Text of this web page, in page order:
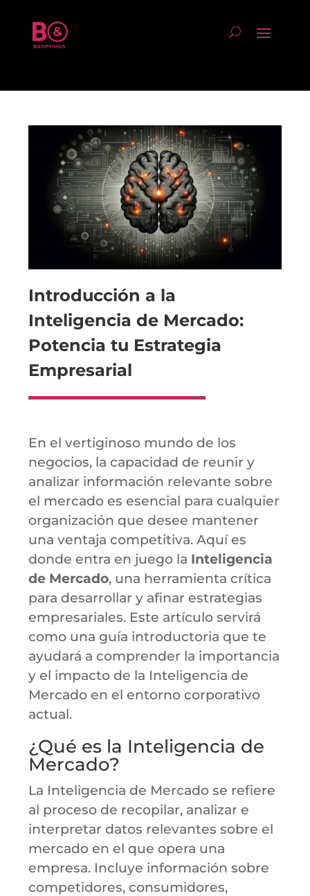
Introducción a la
Inteligencia de Mercado:
Potencia tu Estrategia
Empresarial
En el vertiginoso mundo de los
negocios, la capacidad de reunir y
analizar información relevante sobre
el mercado es esencial para cualquier
organización que desee mantener
una ventaja competitiva. Aquí es
donde entra en juego la Inteligencia
de Mercado, una herramienta crítica
para desarrollar y afinar estrategias
empresariales. Este artículo servirá
como una guía introductoria que te
ayudará a comprender la importancia
y el impacto de la Inteligencia de
Mercado en el entorno corporativo
actual.
¿Qué es la Inteligencia de
Mercado?
La Inteligencia de Mercado se refiere
al proceso de recopilar, analizar e
interpretar datos relevantes sobre el
mercado en el que opera una
empresa. Incluye información sobre
competidores, consumidores,